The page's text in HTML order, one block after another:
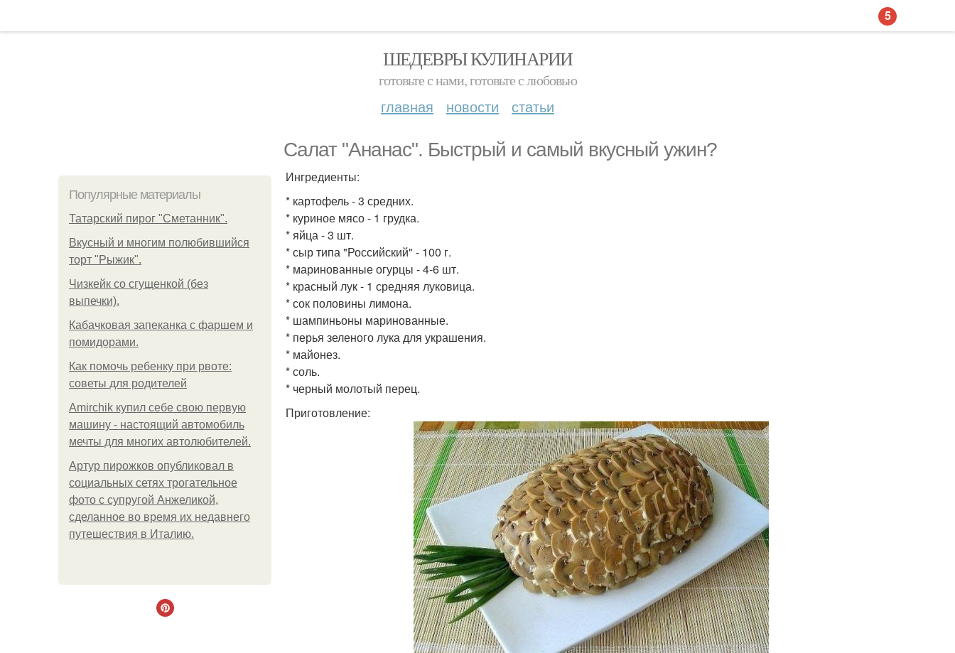
ШЕДЕВРЫ КУЛИНАРИИ
готовьте с нами, готовьте с любовью
главная новости статьи
Салат "Ананас". Быстрый и самый вкусный ужин?
Популярные материалы
Татарский пирог "Сметанник".
Вкусный и многим полюбившийся
торт "Рыжик".
Чизкейк со сгущенкой (без
выпечки).
Кабачковая запеканка с фаршем и
помидорами.
Как помочь ребенку при рвоте:
советы для родителей
Amirchik купил себе свою первую
машину - настоящий автомобиль
мечты для многих автолюбителей.
Артур пирожков опубликовал в
социальных сетях трогательное
фото с супругой Анжеликой,
сделанное во время их недавнего
путешествия в Италию.
Ингредиенты:
* картофель - 3 средних.
* куриное мясо - 1 грудка.
* яйца - 3 шт.
* сыр типа "Российский" - 100 г.
* маринованные огурцы - 4-6 шт.
* красный лук - 1 средняя луковица.
* сок половины лимона.
* шампиньоны маринованные.
* перья зеленого лука для украшения.
* майонез.
* соль.
* черный молотый перец.
Приготовление:
5